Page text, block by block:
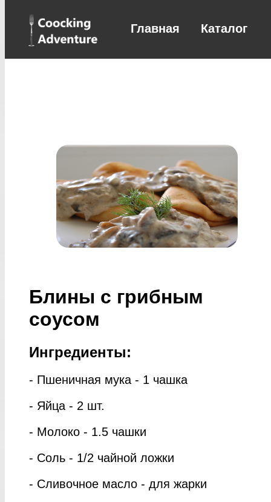
Главная Каталог
Блины с грибным
соусом
Ингредиенты:
- Пшеничная мука - 1 чашка
- Яйца - 2 шт.
- Молоко - 1.5 чашки
- Соль - 1/2 чайной ложки
- Сливочное масло - для жарки